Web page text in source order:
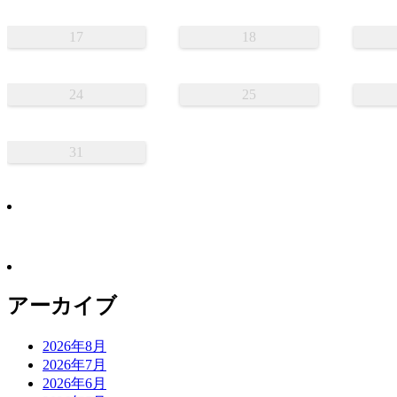
17 18
24 25
31
アーカイブ
2026年8月
2026年7月
2026年6月